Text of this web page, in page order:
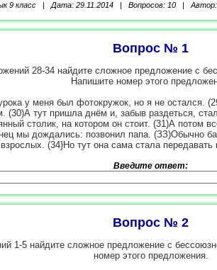
9 класс | Дата: 29.11.2014 | Вопросов: 10 |
Вопрос № 1
28-34 найдите сложное предложение с
Напишите номер этого
у меня был фотокружок, но я не остался.
(30)А тут пришла днём и, забыв раздеться,
столик, на котором он стоит. (31)А потом
мы дождались: позвонил папа. (ЗЗ)Обычно
(34}Но тут она сама стала
Введите ответ:
Вопрос № 2
1-5 найдите сложное предложение с
номер этого предложения.